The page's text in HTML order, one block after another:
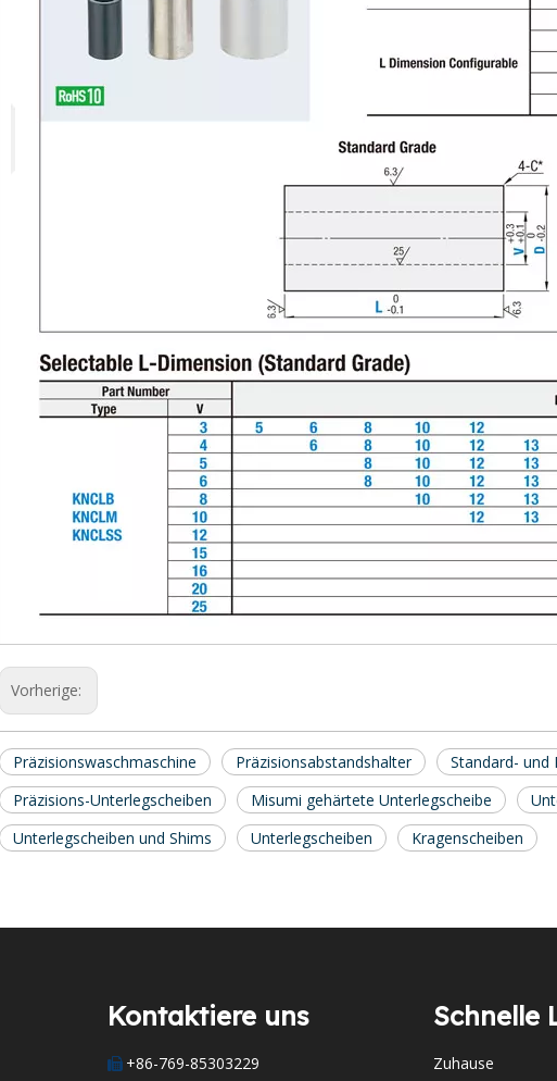
Vorherige:
Präzisionswaschmaschine Präzisionsabstandshalter
Standard- und
Präzisions-Unterlegscheiben
Misumi gehärtete Unterlegscheibe
Unterlegscheiben und Shims
Unterlegscheiben Kragenscheiben
Kontaktiere uns
 +86-769-85303229
Schnelle
Zuhause